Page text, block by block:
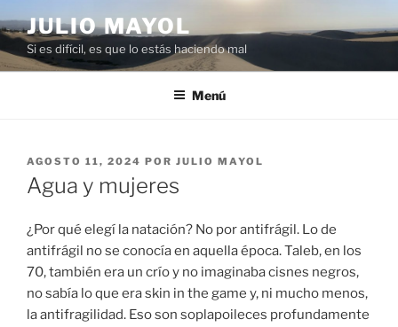
al
contenido
JULIO MAYOL
Si es difícil, es que lo estás haciendo mal
Menú
PUBLICADO
EL
AGOSTO 11, 2024 POR JULIO MAYOL
Agua y mujeres
¿Por qué elegí la natación? No por antifrágil. Lo de
antifrágil no se conocía en aquella época. Taleb, en los
70, también era un crío y no imaginaba cisnes negros,
no sabía lo que era skin in the game y, ni mucho menos,
la antifragilidad. Eso son soplapoileces profundamente